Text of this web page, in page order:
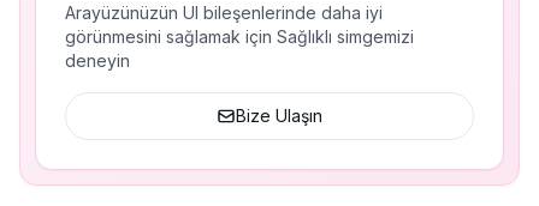
Arayüzünüzün UI bileşenlerinde daha iyi
görünmesini sağlamak için Sağlıklı simgemizi
deneyin
Bize Ulaşın